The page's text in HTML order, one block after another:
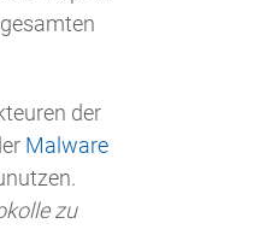
der
Malware
zu